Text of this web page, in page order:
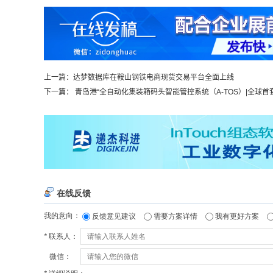
上一篇： 达梦数据库在鞍山钢铁电商现货交易平台全面上线
下一篇： 青岛港“全自动化集装箱码头智能管控系统（A-TOS）|全球首